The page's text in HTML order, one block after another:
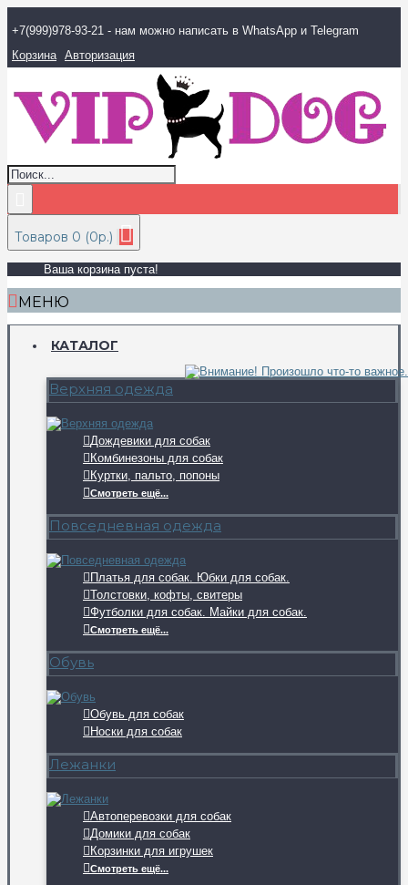
+7(999)978-93-21 - нам можно написать в WhatsApp и Telegram
Корзина Авторизация
Товаров 0 (0р.)
Ваша корзина пуста!
МЕНЮ
КАТАЛОГ
Верхняя одежда
Дождевики для собак
Комбинезоны для собак
Куртки, пальто, попоны
Смотреть ещё...
Повседневная одежда
Платья для собак. Юбки для собак.
Толстовки, кофты, свитеры
Футболки для собак. Майки для собак.
Смотреть ещё...
Обувь
Обувь для собак
Носки для собак
Лежанки
Автоперевозки для собак
Домики для собак
Корзинки для игрушек
Смотреть ещё...